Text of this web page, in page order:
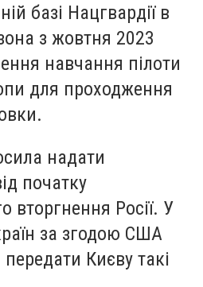
базі Нацгвардії в
з жовтня 2023
навчання пілоти
для проходження
надати
початку
вторгнення Росії. У
за згодою США
Києву такі